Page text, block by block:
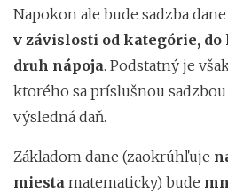
Napokon ale bude sadzba dane
v závislosti od kategórie,
druh nápoja. Podstatný je
ktorého sa príslušnou
výsledná daň.
Základom dane (zaokrúhľuje
miesta matematicky) bude